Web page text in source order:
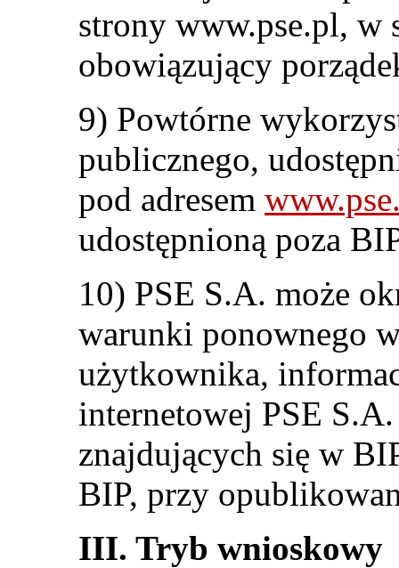
strony www.pse.pl, w
obowiązujący
9) Powtórne
publicznego,
pod adresem
udostępnioną poza
10) PSE S.A. może
warunki ponownego
użytkownika,
internetowej PSE
znajdujących się w
BIP, przy
III. Tryb wnioskowy